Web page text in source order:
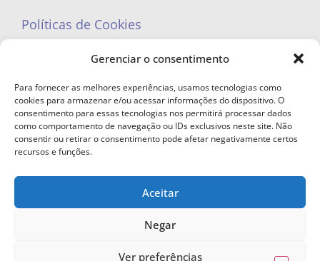
Gerenciar o consentimento
Para fornecer as melhores experiências, usamos tecnologias como
cookies para armazenar e/ou acessar informações do dispositivo. O
consentimento para essas tecnologias nos permitirá processar dados
como comportamento de navegação ou IDs exclusivos neste site. Não
consentir ou retirar o consentimento pode afetar negativamente certos
recursos e funções.
Aceitar
Negar
Ver preferências
Políticas de Cookies
portaleufemea@gmail.com
© Copyright 2023 - Todos os direitos reservados. Proibida cópia total ou
parcial sem autorização.